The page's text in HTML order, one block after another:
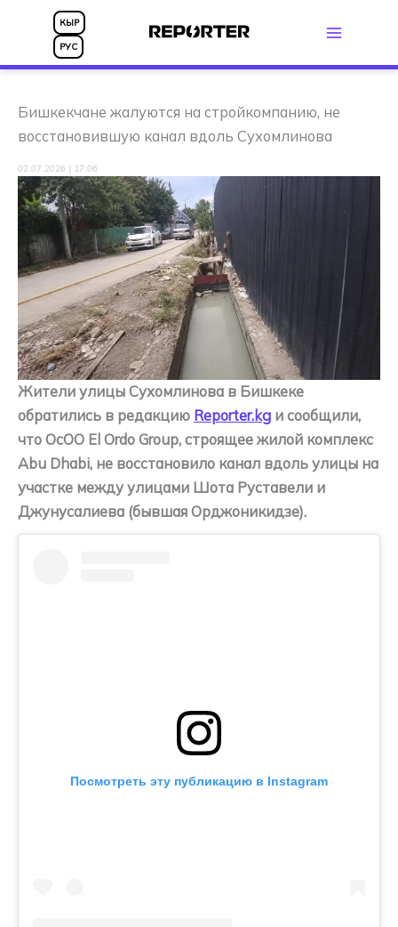
Перейти
содержимому
КЫР
РУС
Бишкекчане жалуются на стройкомпанию, не
восстановившую канал вдоль Сухомлинова
02.07.2026 | 17:06
Жители улицы Сухомлинова в Бишкеке
обратились в редакцию Reporter.kg и сообщили,
что ОсОО El Ordo Group, строящее жилой комплекс
Abu Dhabi, не восстановило канал вдоль улицы на
участке между улицами Шота Руставели и
Джунусалиева (бывшая Орджоникидзе).
Посмотреть эту публикацию в Instagram